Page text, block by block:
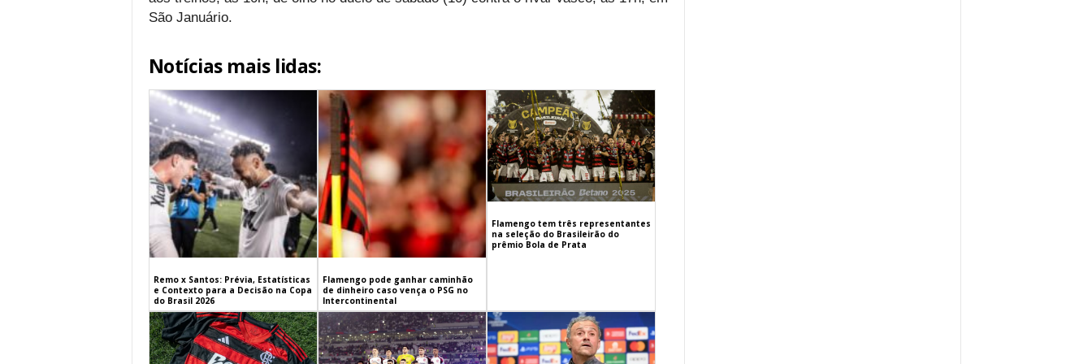
São Januário.
Notícias mais lidas:
Remo x Santos: Prévia, Estatísticas
e Contexto para a Decisão na Copa
do Brasil 2026
Flamengo pode ganhar caminhão
de dinheiro caso vença o PSG no
Intercontinental
Flamengo tem três representantes
na seleção do Brasileirão do
prêmio Bola de Prata